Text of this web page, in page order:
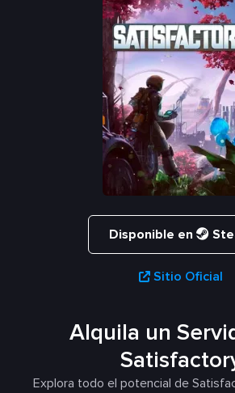
Disponible en
Sitio Oficial
Alquila un
Explora todo el potencial de